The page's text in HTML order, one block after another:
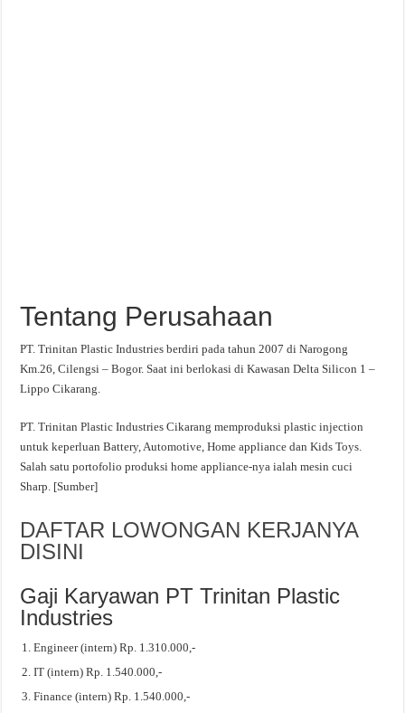
Tentang Perusahaan
PT. Trinitan Plastic Industries berdiri pada tahun 2007 di Narogong
Km.26, Cilengsi – Bogor. Saat ini berlokasi di Kawasan Delta Silicon 1 –
Lippo Cikarang.
PT. Trinitan Plastic Industries Cikarang memproduksi plastic injection
untuk keperluan Battery, Automotive, Home appliance dan Kids Toys.
Salah satu portofolio produksi home appliance-nya ialah mesin cuci
Sharp. [Sumber]
DAFTAR LOWONGAN KERJANYA
DISINI
Gaji Karyawan PT Trinitan Plastic
Industries
Engineer (intern) Rp. 1.310.000,-
IT (intern) Rp. 1.540.000,-
Finance (intern) Rp. 1.540.000,-